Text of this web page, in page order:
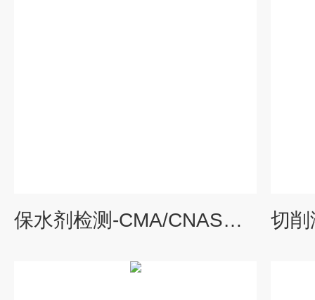
保水剂检测-CMA/CNAS检测机构-中科检测